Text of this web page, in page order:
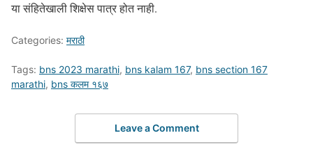
या संहितेखाली शिक्षेस पात्र होत नाही.
Categories: मराठी
Tags: bns 2023 marathi, bns kalam 167, bns section 167
marathi, bns कलम १६७
Leave a Comment